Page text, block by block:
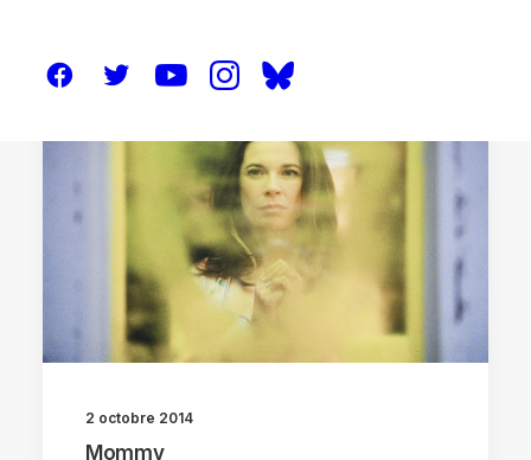
2 octobre 2014
Mommy